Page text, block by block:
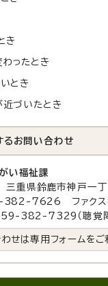
き
ったとき
とき
づいたとき
る お問い合わせ
い福祉課
重県鈴鹿市神戸一丁
382-7626 ファクス
382-7329（聴覚障
せは専用フォームをご